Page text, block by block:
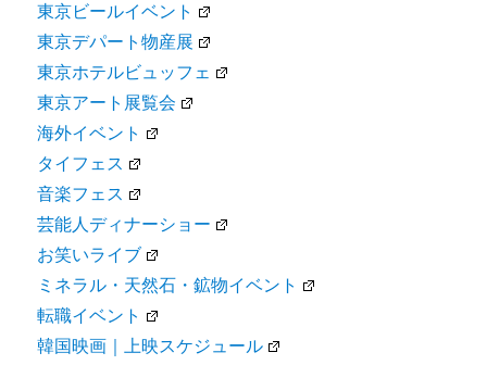
東京ビールイベント
東京デパート物産展
東京ホテルビュッフェ
東京アート展覧会
海外イベント
タイフェス
音楽フェス
芸能人ディナーショー
お笑いライブ
ミネラル・天然石・鉱物イベント
転職イベント
韓国映画｜上映スケジュール